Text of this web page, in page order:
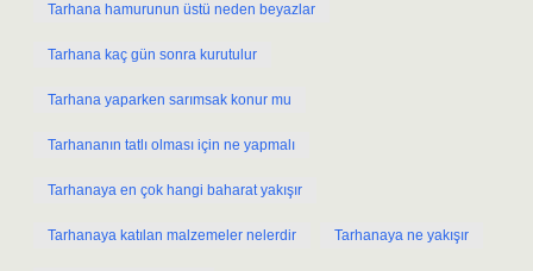
Tarhana hamurunun üstü neden beyazlar
Tarhana kaç gün sonra kurutulur
Tarhana yaparken sarımsak konur mu
Tarhananın tatlı olması için ne yapmalı
Tarhanaya en çok hangi baharat yakışır
Tarhanaya katılan malzemeler nelerdir Tarhanaya ne yakışır